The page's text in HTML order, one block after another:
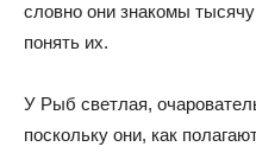
словно они знакомы
понять их.
У Рыб светлая,
поскольку они, как